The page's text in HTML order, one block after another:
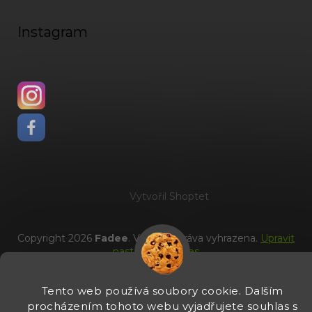
Tento web používá soubory cookie. Dalším
procházením tohoto webu vyjadřujete souhlas s
Instagram
Vytvořil Shoptet
Copyright 2026 Fadee. Všechna práva vyhrazena. Upravit
nastavení cookies